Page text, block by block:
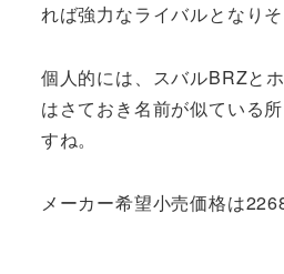
れば強力なライバルとなりそ
個人的には、スバルBRZと
はさておき名前が似ている
すね。
メーカー希望小売価格は